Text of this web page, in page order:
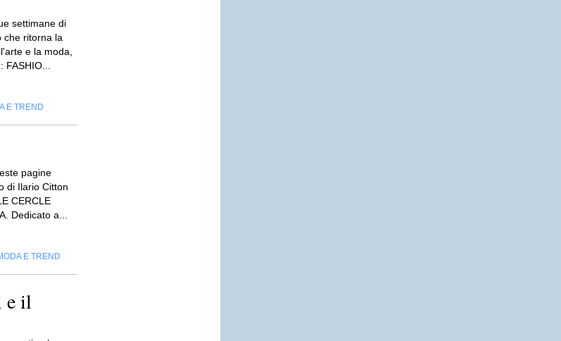
settimane di
che ritorna la
e la moda,
E TREND
pagine
di Ilario Citton
CERCLE
Dedicato a...
E TREND
e il